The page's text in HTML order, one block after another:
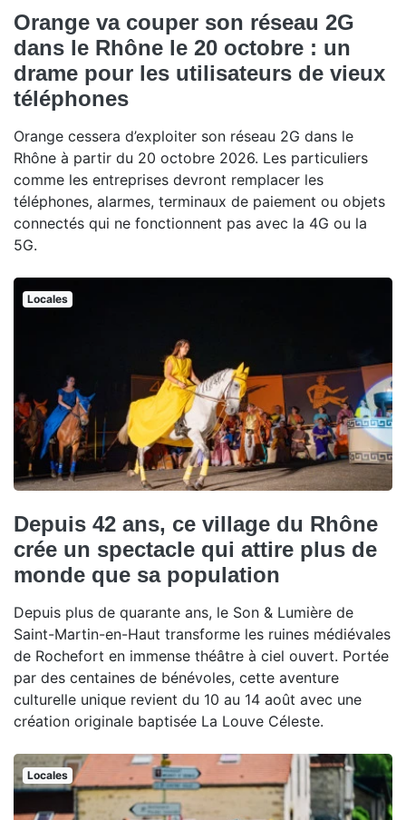
Orange va couper son réseau 2G
dans le Rhône le 20 octobre : un
drame pour les utilisateurs de vieux
téléphones
Orange cessera d’exploiter son réseau 2G dans le
Rhône à partir du 20 octobre 2026. Les particuliers
comme les entreprises devront remplacer les
téléphones, alarmes, terminaux de paiement ou objets
connectés qui ne fonctionnent pas avec la 4G ou la
5G.
Locales
Depuis 42 ans, ce village du Rhône
crée un spectacle qui attire plus de
monde que sa population
Depuis plus de quarante ans, le Son & Lumière de
Saint-Martin-en-Haut transforme les ruines médiévales
de Rochefort en immense théâtre à ciel ouvert. Portée
par des centaines de bénévoles, cette aventure
culturelle unique revient du 10 au 14 août avec une
création originale baptisée La Louve Céleste.
Locales